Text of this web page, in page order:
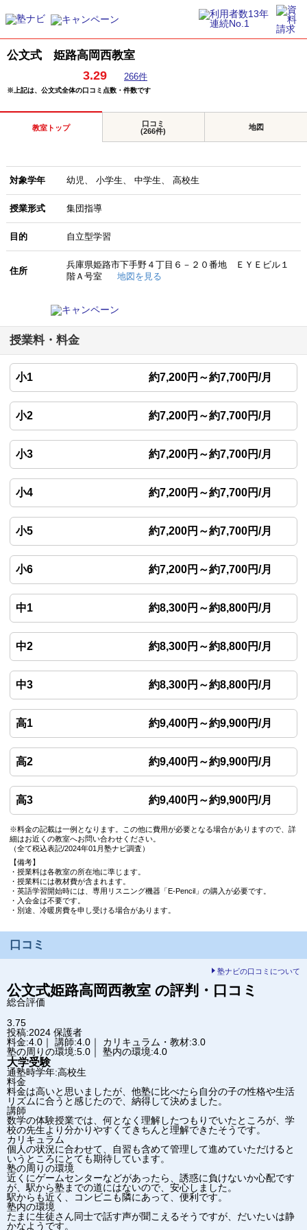
公文式 姫路高岡西教室
3.29 266件
※上記は、公文式全体の口コミ点数・件数です
教室トップ
口コミ
(266件)
地図
対象学年 幼児 小学生 中学生 高校生
授業形式 集団指導
目的 自立型学習
住所
兵庫県姫路市下手野４丁目６－２０番地 ＥＹＥビル１
階Ａ号室
地図を見る
授業料・料金
小1 約7,200円～約7,700円/月
小2 約7,200円～約7,700円/月
小3 約7,200円～約7,700円/月
小4 約7,200円～約7,700円/月
小5 約7,200円～約7,700円/月
小6 約7,200円～約7,700円/月
中1 約8,300円～約8,800円/月
中2 約8,300円～約8,800円/月
中3 約8,300円～約8,800円/月
高1 約9,400円～約9,900円/月
高2 約9,400円～約9,900円/月
高3 約9,400円～約9,900円/月
※料金の記載は一例となります。この他に費用が必要となる場合がありますので、詳
細はお近くの教室へお問い合わせください。
（全て税込表記/2024年01月塾ナビ調査）
【備考】
・授業料は各教室の所在地に準じます。
・授業料には教材費が含まれます。
・英語学習開始時には、専用リスニング機器「E-Pencil」の購入が必要です。
・入会金は不要です。
・別途、冷暖房費を申し受ける場合があります。
口コミ
塾ナビの口コミについて
公文式姫路高岡西教室 の評判・口コミ
総合評価
3.75
投稿:2024 保護者
料金:4.0｜ 講師:4.0｜ カリキュラム・教材:3.0
塾の周りの環境:5.0｜ 塾内の環境:4.0
大学受験
通塾時学年:高校生
料金
料金は高いと思いましたが、他塾に比べたら自分の子の性格や生活
リズムに合うと感じたので、納得して決めました。
講師
数学の体験授業では、何となく理解したつもりでいたところが、学
校の先生より分かりやすくてきちんと理解できたそうです。
カリキュラム
個人の状況に合わせて、自習も含めて管理して進めていただけると
いうところにとても期待しています。
塾の周りの環境
近くにゲームセンターなどがあったら、誘惑に負けないか心配です
が、駅から塾までの道にはないので、安心しました。
駅からも近く、コンビニも隣にあって、便利です。
塾内の環境
たまに生徒さん同士で話す声が聞こえるそうですが、だいたいは静
かなようです。